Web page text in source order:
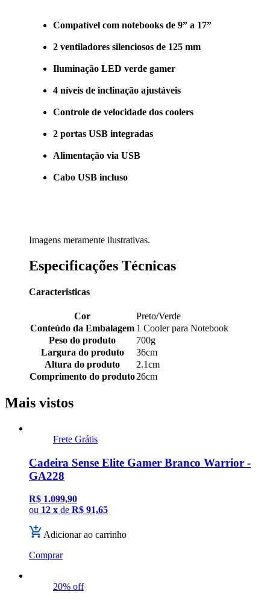
Compatível com notebooks de 9” a 17”
2 ventiladores silenciosos de 125 mm
Iluminação LED verde gamer
4 níveis de inclinação ajustáveis
Controle de velocidade dos coolers
2 portas USB integradas
Alimentação via USB
Cabo USB incluso
Imagens meramente ilustrativas.
Especificações Técnicas
Caracteristicas
Cor
Preto/Verde
Conteúdo da Embalagem 1 Cooler para Notebook
Peso do produto
700g
Largura do produto
36cm
Altura do produto
2.1cm
Comprimento do produto26cm
Mais vistos
Frete Grátis
Cadeira Sense Elite Gamer Branco Warrior -
GA228
R$ 1.099,90
ou 12 x de R$ 91,65
Adicionar ao carrinho
Comprar
20% off